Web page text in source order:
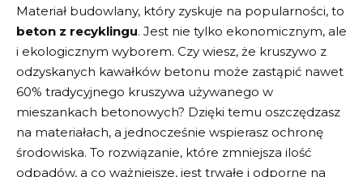
Materiał budowlany, który zyskuje na popularności, to
beton z recyklingu. ⁢Jest nie tylko ekonomicznym, ale
i ekologicznym wyborem. Czy wiesz, że kruszywo z
odzyskanych kawałków betonu może zastąpić ⁢nawet
60% tradycyjnego kruszywa ⁢używanego​ w
mieszankach⁤ betonowych?​ Dzięki temu oszczędzasz
na materiałach, a jednocześnie wspierasz ⁤ochronę
środowiska. To rozwiązanie, które zmniejsza ilość
odpadów, a co ważniejsze,⁤ jest trwałe i odporne na